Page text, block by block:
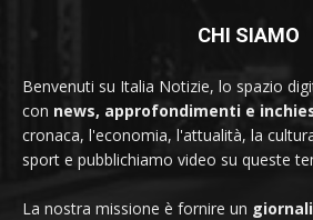
CHI SIAMO
Benvenuti su Italia Notizie, lo spazio
con news, approfondimenti e
cronaca, l'economia, l'attualità, la
sport e pubblichiamo video su queste
La nostra missione è fornire un